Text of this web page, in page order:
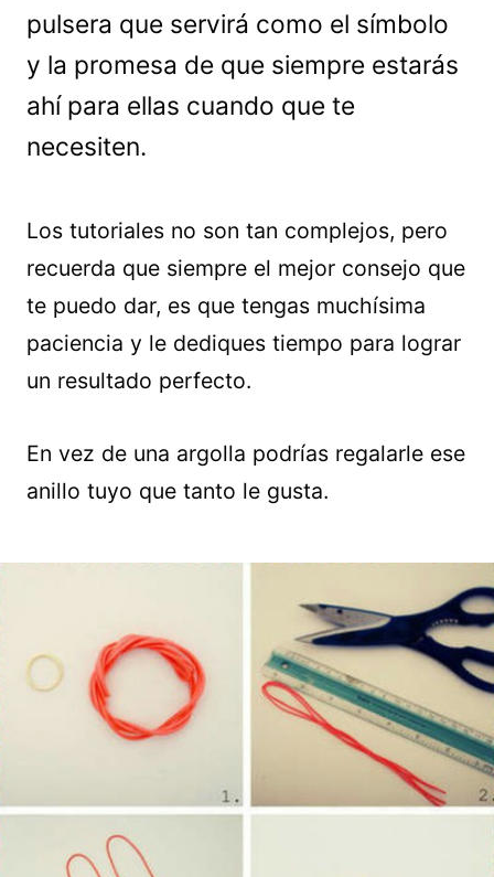
pulsera que servirá como el símbolo
y la promesa de que siempre estarás
ahí para ellas cuando que te
necesiten.
Los tutoriales no son tan complejos, pero
recuerda que siempre el mejor consejo que
te puedo dar, es que tengas muchísima
paciencia y le dediques tiempo para lograr
un resultado perfecto.
En vez de una argolla podrías regalarle ese
anillo tuyo que tanto le gusta.